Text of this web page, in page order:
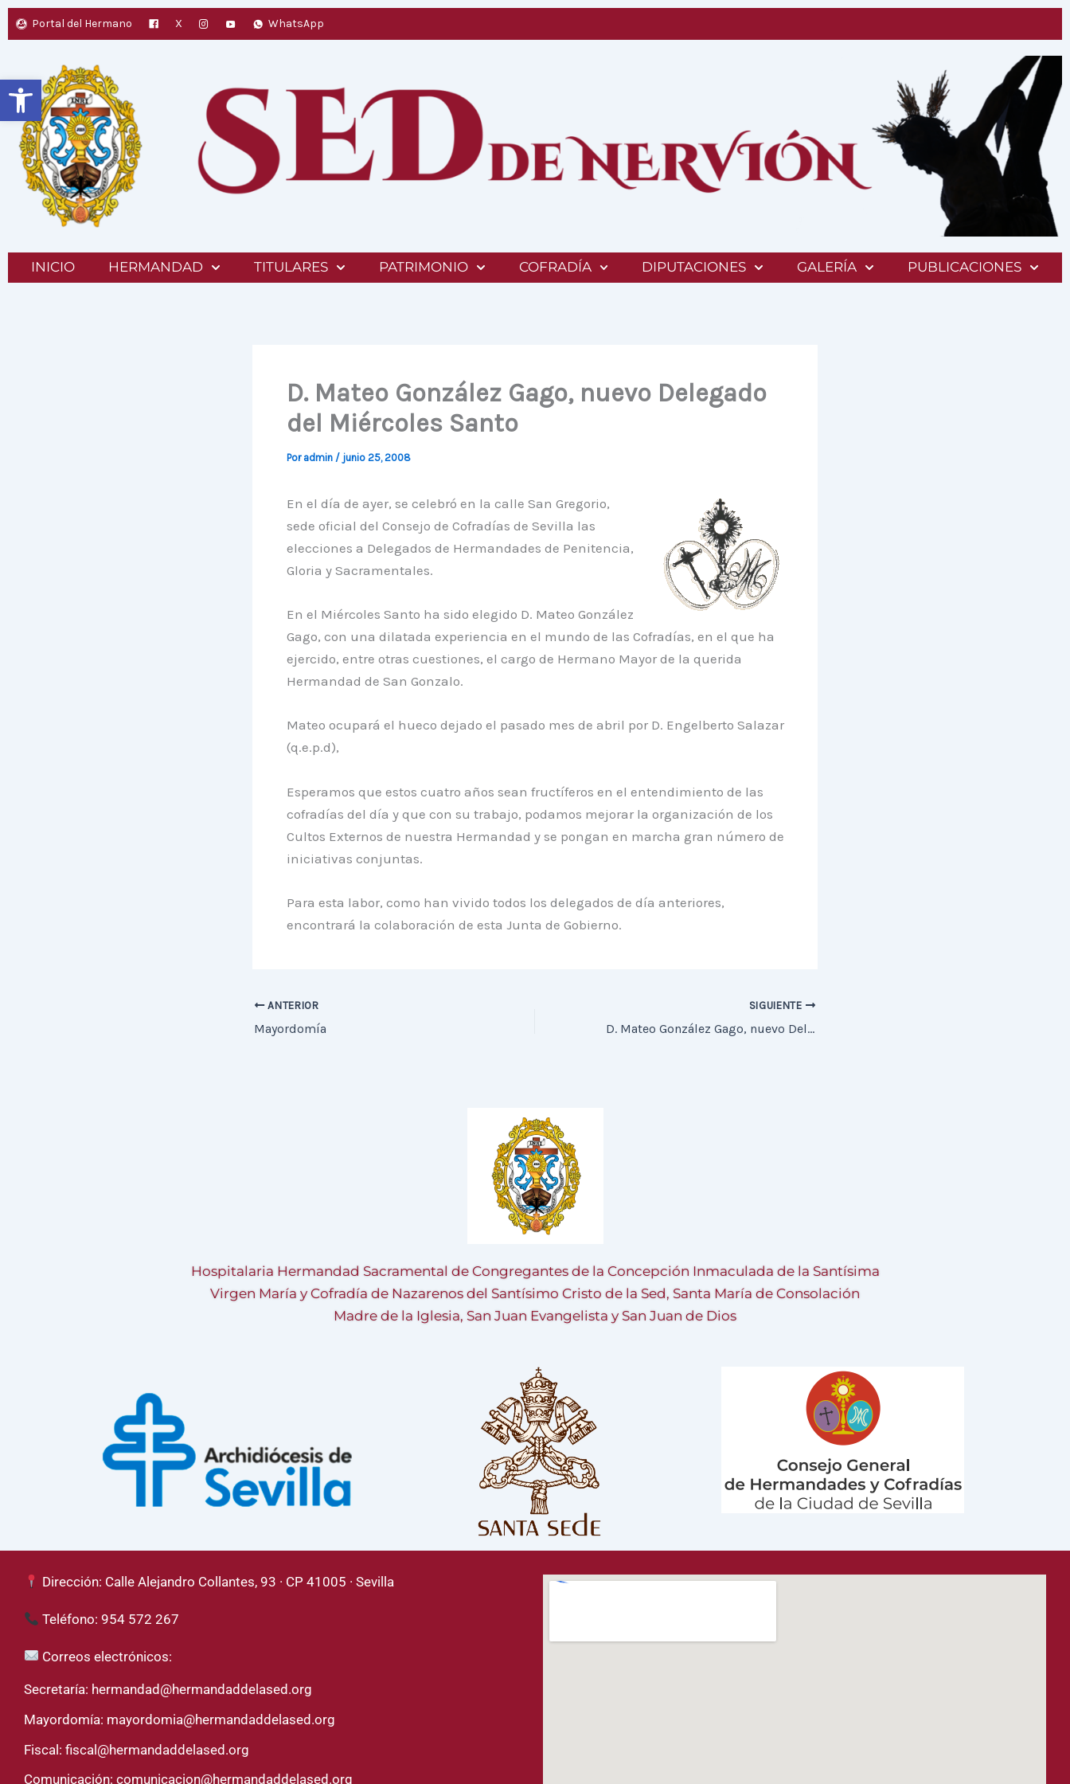
Abrir barra de herramientas
Portal del Hermano X WhatsApp
INICIO HERMANDAD TITULARES PATRIMONIO COFRADÍA DIPUTACIONES GALERÍA PUBLICACIONES
D. Mateo González Gago, nuevo Delegado
del Miércoles Santo
Por admin / junio 25, 2008
En el día de ayer, se celebró en la calle San Gregorio,
sede oficial del Consejo de Cofradías de Sevilla las
elecciones a Delegados de Hermandades de Penitencia,
Gloria y Sacramentales.
En el Miércoles Santo ha sido elegido D. Mateo González
Gago, con una dilatada experiencia en el mundo de las Cofradías, en el que ha
ejercido, entre otras cuestiones, el cargo de Hermano Mayor de la querida
Hermandad de San Gonzalo.
Mateo ocupará el hueco dejado el pasado mes de abril por D. Engelberto Salazar
(q.e.p.d),
Esperamos que estos cuatro años sean fructíferos en el entendimiento de las
cofradías del día y que con su trabajo, podamos mejorar la organización de los
Cultos Externos de nuestra Hermandad y se pongan en marcha gran número de
iniciativas conjuntas.
Para esta labor, como han vivido todos los delegados de día anteriores,
encontrará la colaboración de esta Junta de Gobierno.
ANTERIOR
Mayordomía
SIGUIENTE
D. Mateo González Gago, nuevo Delegado del Miércoles Santo
Hospitalaria Hermandad Sacramental de Congregantes de la Concepción Inmaculada de la Santísima
Virgen María y Cofradía de Nazarenos del Santísimo Cristo de la Sed, Santa María de Consolación
Madre de la Iglesia, San Juan Evangelista y San Juan de Dios
Dirección: Calle Alejandro Collantes, 93 · CP 41005 · Sevilla
Teléfono: 954 572 267
Correos electrónicos:
Secretaría: hermandad@hermandaddelased.org
Mayordomía: mayordomia@hermandaddelased.org
Fiscal: fiscal@hermandaddelased.org
Comunicación: comunicacion@hermandaddelased.org